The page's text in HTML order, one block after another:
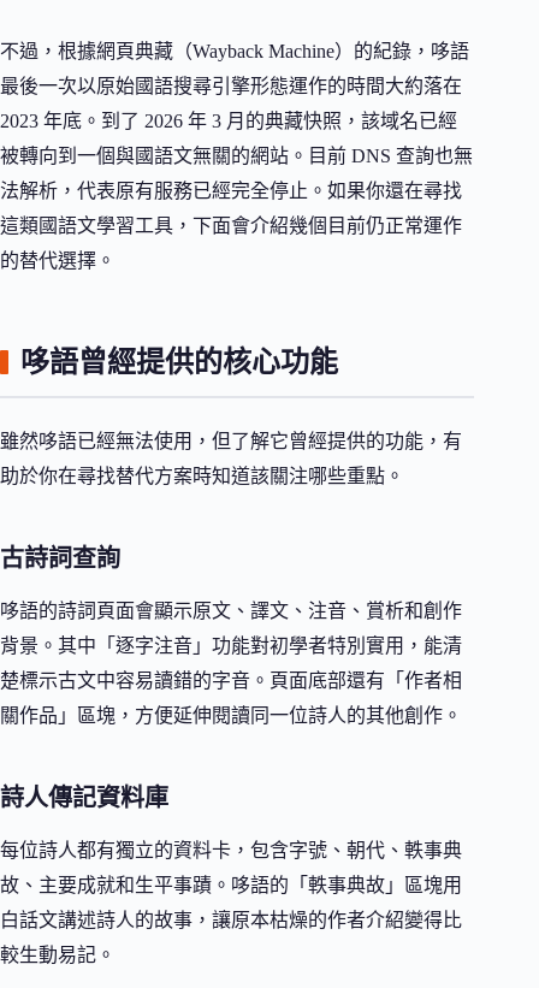
不過，根據網頁典藏（Wayback Machine）的紀錄，哆語
最後一次以原始國語搜尋引擎形態運作的時間大約落在
2023 年底。到了 2026 年 3 月的典藏快照，該域名已經
被轉向到一個與國語文無關的網站。目前 DNS 查詢也無
法解析，代表原有服務已經完全停止。如果你還在尋找
這類國語文學習工具，下面會介紹幾個目前仍正常運作
的替代選擇。
哆語曾經提供的核心功能
雖然哆語已經無法使用，但了解它曾經提供的功能，有
助於你在尋找替代方案時知道該關注哪些重點。
古詩詞查詢
哆語的詩詞頁面會顯示原文、譯文、注音、賞析和創作
背景。其中「逐字注音」功能對初學者特別實用，能清
楚標示古文中容易讀錯的字音。頁面底部還有「作者相
關作品」區塊，方便延伸閱讀同一位詩人的其他創作。
詩人傳記資料庫
每位詩人都有獨立的資料卡，包含字號、朝代、軼事典
故、主要成就和生平事蹟。哆語的「軼事典故」區塊用
白話文講述詩人的故事，讓原本枯燥的作者介紹變得比
較生動易記。